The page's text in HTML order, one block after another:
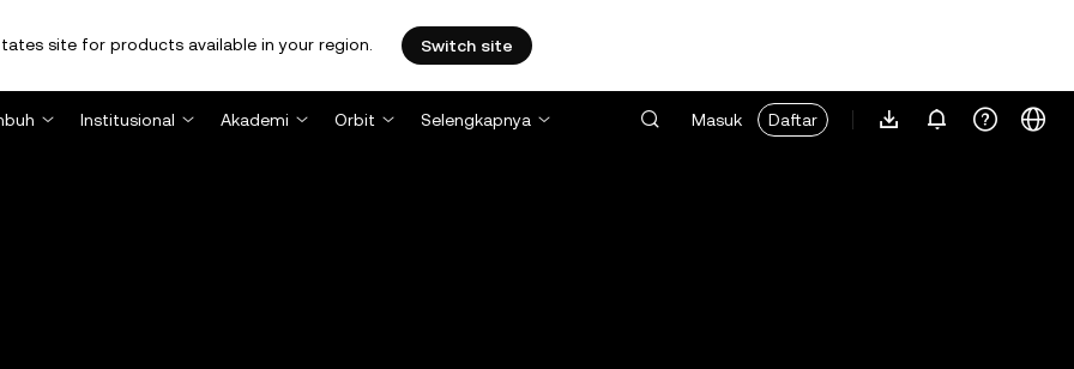
site for products available in your region. Switch site
Institusional Akademi Orbit Selengkapnya Masuk Daftar